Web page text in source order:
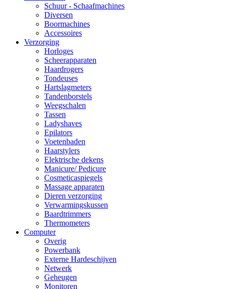
Schuur - Schaafmachines
Diversen
Boormachines
Accessoires
Verzorging
Horloges
Scheerapparaten
Haardrogers
Tondeuses
Hartslagmeters
Tandenborstels
Weegschalen
Tassen
Ladyshaves
Epilators
Voetenbaden
Haarstylers
Elektrische dekens
Manicure/ Pedicure
Cosmeticaspiegels
Massage apparaten
Dieren verzorging
Verwarmingskussen
Baardtrimmers
Thermometers
Computer
Overig
Powerbank
Externe Hardeschijven
Netwerk
Geheugen
Monitoren